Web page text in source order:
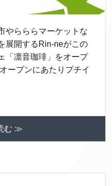
やらららマーケットな
展開するRin-neがこの
「凛音珈琲」をオープ
ープンにあたりプチイ
む ≫